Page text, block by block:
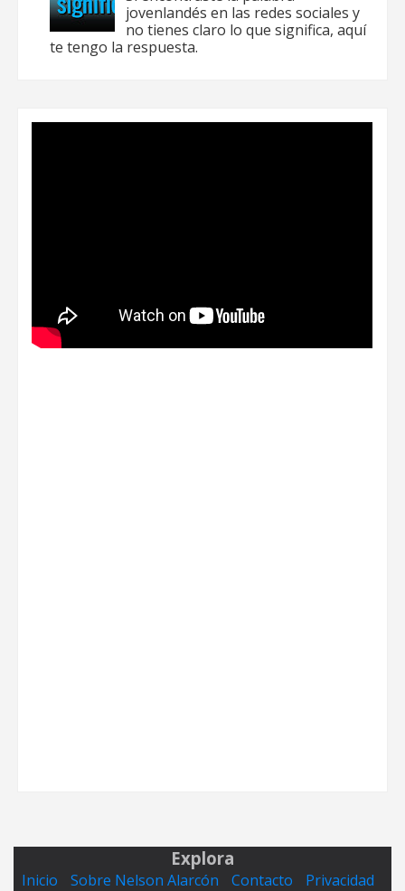
jovenlandés en las redes sociales y
no tienes claro lo que significa, aquí
te tengo la respuesta.
Explora
Inicio Sobre Nelson Alarcón Contacto Privacidad